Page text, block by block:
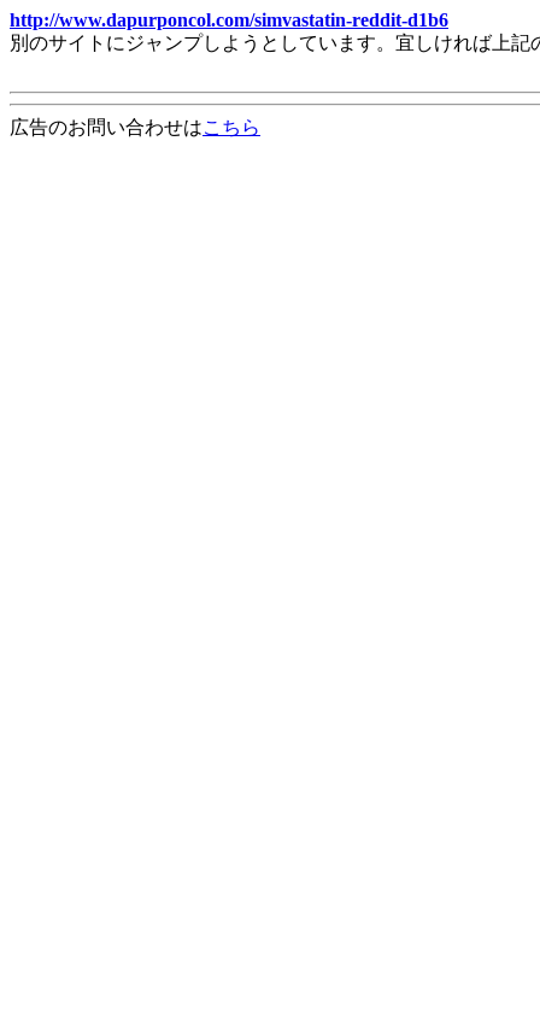
http://www.dapurponcol.com/simvastatin-reddit-d1b6
別のサイトにジャンプしようとしています。宜しければ上
広告のお問い合わせはこちら